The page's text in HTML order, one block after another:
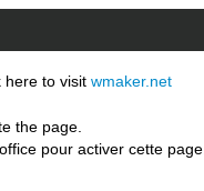
here to visit wmaker.net
the page.
pour activer cette page.